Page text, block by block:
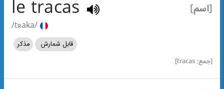
[اسم] le tracas
/tʀaka/
قابل شمارش
مذکر
[جمع: tracas]